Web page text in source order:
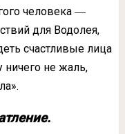
человека ―
для Водолея,
счастливые лица
ничего не жаль,